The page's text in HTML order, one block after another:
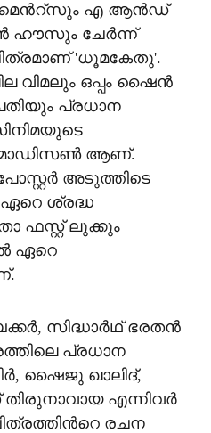
എ ആൻഡ്
ഹൗസും ചേർന്ന്
'ധൂമകേതു'.
വിമലും ഒപ്പം ഷൈൻ
പ്രധാന
മാഡിസൺ ആണ്.
അടുത്തിടെ
ഏറെ ശ്രദ്ധ
ഫസ്റ്റ് ലുക്കും
ഏറെ
സിദ്ധാർഥ് ഭരതൻ
പ്രധാന
ഷൈജു ഖാലിദ്,
എന്നിവർ
രചന